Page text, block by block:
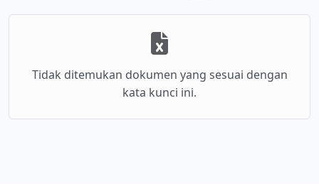
Tidak ditemukan dokumen yang sesuai dengan
kata kunci ini.